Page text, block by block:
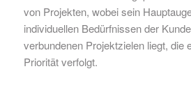
von Projekten, wobei sein
individuellen Bedürfnissen der
verbundenen Projektzielen liegt, die
Priorität verfolgt.